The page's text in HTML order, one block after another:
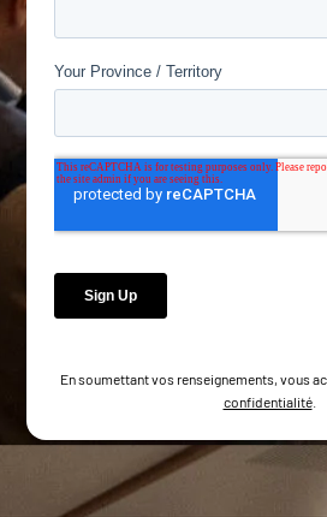
En soumettant vos renseignements, vous
confidentialité.